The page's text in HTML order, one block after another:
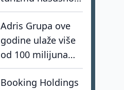
nedostaju
hrabrost, stav i -
akcija
Adris Grupa ove
godine ulaže više
od 100 milijuna
eura u turistički
portfelj
Booking Holdings